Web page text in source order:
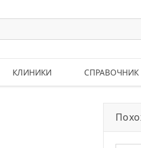
КЛИНИКИ СПРАВОЧНИК